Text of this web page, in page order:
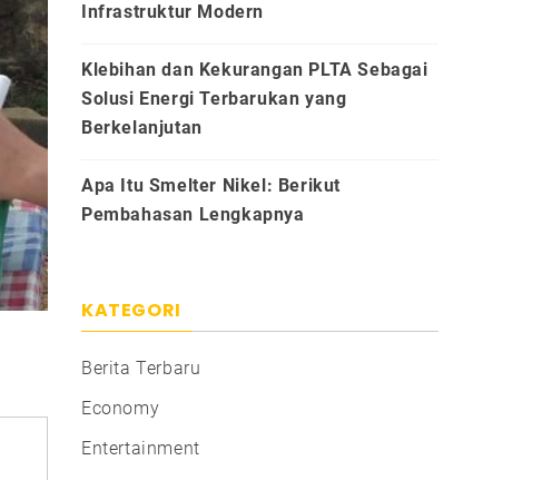
Infrastruktur Modern
Klebihan dan Kekurangan PLTA Sebagai
Solusi Energi Terbarukan yang
Berkelanjutan
Apa Itu Smelter Nikel: Berikut
Pembahasan Lengkapnya
KATEGORI
Berita Terbaru
Economy
Entertainment